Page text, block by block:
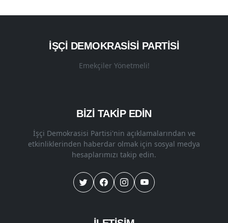
İŞÇI DEMOKRASISI PARTISI
Emekçiler Yönetmeli!
BİZİ TAKİP EDİN
İşçi Demokrasisi Partisi'nin açıklamalarından ve
etkinliklerinden haberdar olmak için sosyal medya
hesaplarımızı takip edin.